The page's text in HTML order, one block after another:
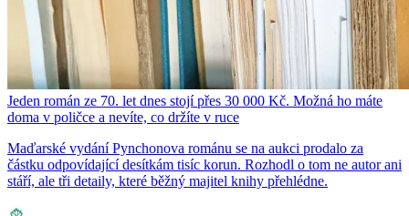
Jeden román ze 70. let dnes stojí přes 30 000 Kč. Možná ho máte
doma v poličce a nevíte, co držíte v ruce
Maďarské vydání Pynchonova románu se na aukci prodalo za
částku odpovídající desítkám tisíc korun. Rozhodl o tom ne autor ani
stáří, ale tři detaily, které běžný majitel knihy přehlédne.